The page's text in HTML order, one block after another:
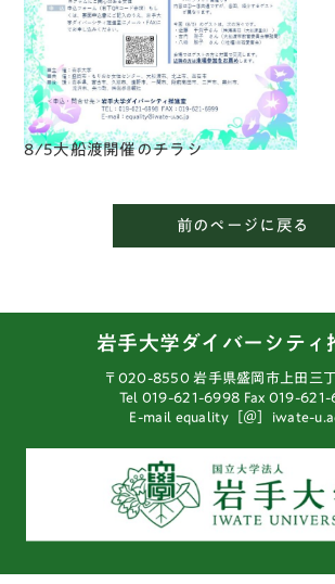
8/5大船渡開催のチラシ
前のページに戻る
岩手大学ダイバーシティ
〒020-8550 岩手県盛岡市上田三
Tel 019-621-6998 Fax 019-
E-mail equality［＠］iwate-